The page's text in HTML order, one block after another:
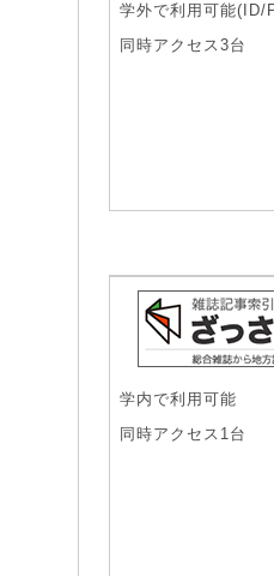
学外で利用可能(ID/
同時アクセス3台
学内で利用可能
同時アクセス1台